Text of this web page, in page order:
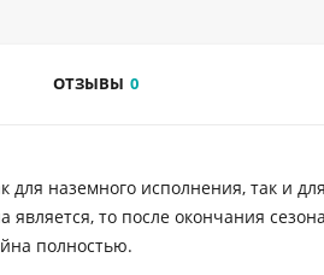
ОТЗЫВЫ 0
наземного исполнения, так и
является, то после окончания
полностью.